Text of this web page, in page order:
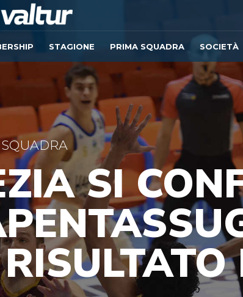
STAGIONE PRIMA SQUADRA SOCIETÀ
SI